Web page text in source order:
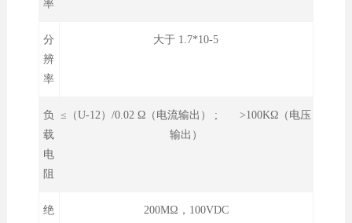
率
分
辨
率
大于 1.7*10-5
负
载
电
阻
≤（U-12）/0.02 Ω（电流输出） ; >100KΩ（电压
输出）
绝
200MΩ，100VDC